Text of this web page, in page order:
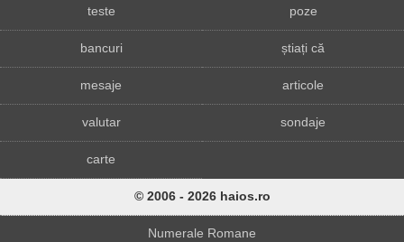
teste poze
bancuri știați că
mesaje articole
valutar sondaje
carte
© 2006 - 2026 haios.ro
Numerale Romane